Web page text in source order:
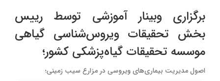
برگزاری وبینار آموزشی توسط رییس
بخش تحقیقات ویروس‌شناسی گیاهی
موسسه تحقیقات گیاه‌پزشکی کشور؛
اصول مدیریت بیماری‌های ویروسی در مزارع سیب زمینی؛